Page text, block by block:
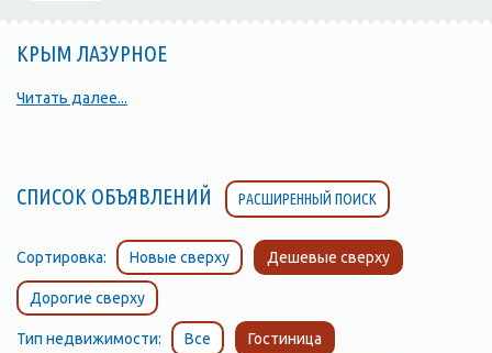
КРЫМ ЛАЗУРНОЕ
Читать далее...
СПИСОК ОБЪЯВЛЕНИЙ РАСШИРЕННЫЙ ПОИСК
Сортировка: Новые сверху Дешевые сверху
Дорогие сверху
Тип недвижимости: Все Гостиница